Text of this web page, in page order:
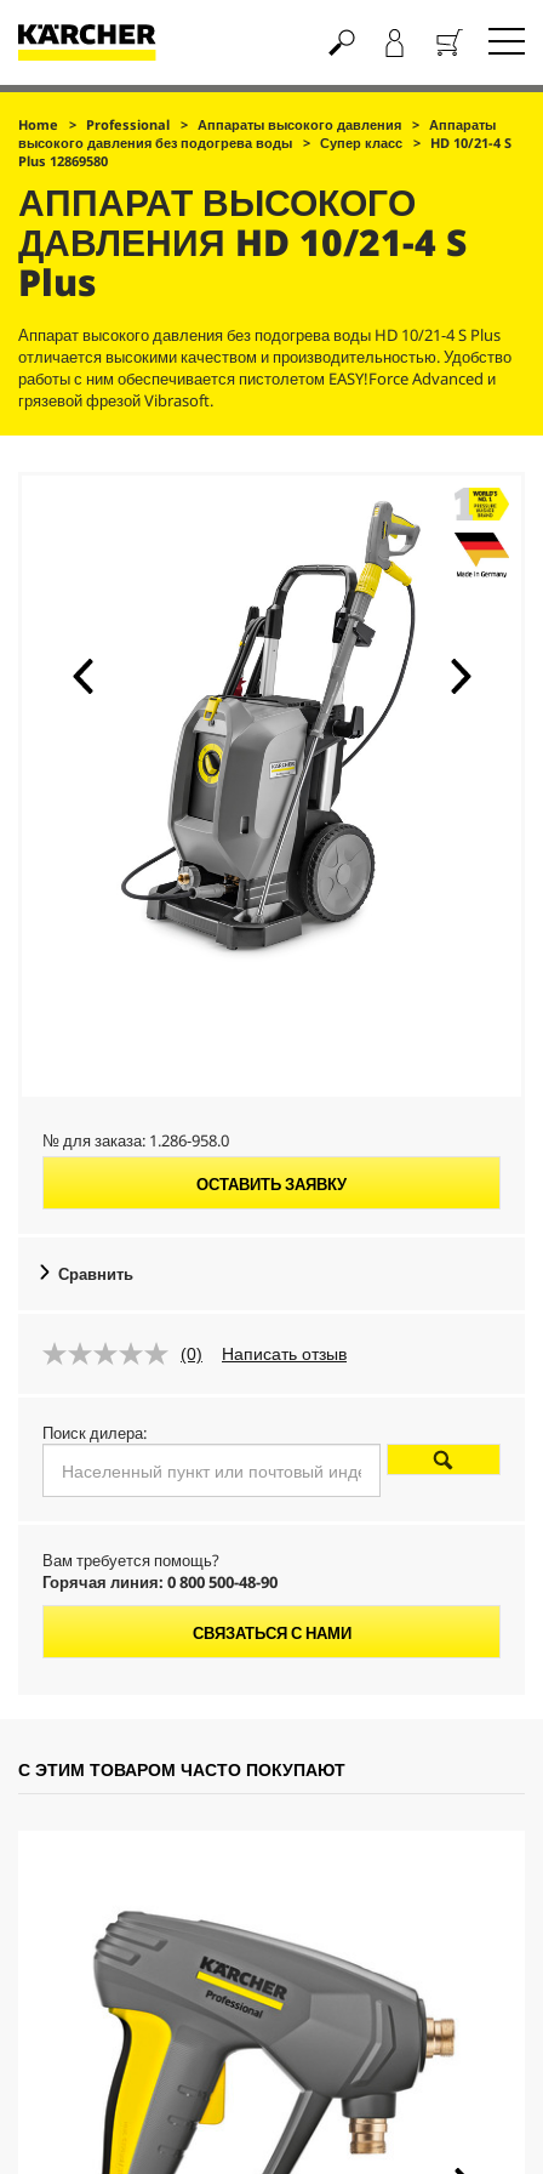
Корзина
Home Professional Аппараты высокого давления
Аппараты
высокого давления без подогрева воды
Супер класс
HD 10/21-4 S
Plus 12869580
АППАРАТ ВЫСОКОГО
ДАВЛЕНИЯ HD 10/21-4 S
Plus
Аппарат высокого давления без подогрева воды HD 10/21-4 S Plus
отличается высокими качеством и производительностью. Удобство
работы с ним обеспечивается пистолетом EASY!ForceAdvanced и
грязевой фрезой Vibrasoft.
№ для заказа: 1.286-958.0
ОСТАВИТЬ ЗАЯВКУ
Сравнить
(0) Написать отзыв
Поиск дилера:
Вам требуется помощь?
Горячая линия: 0 800 500-48-90
СВЯЗАТЬСЯ С НАМИ
С ЭТИМ ТОВАРОМ ЧАСТО ПОКУПАЮТ